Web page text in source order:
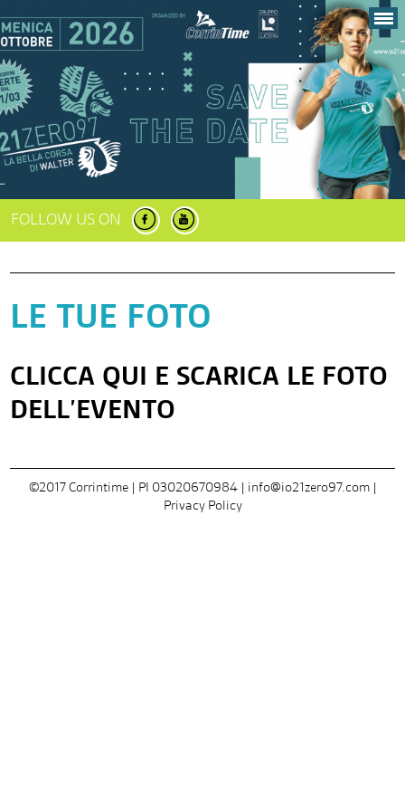
FOLLOW US ON
LE TUE FOTO
CLICCA QUI E SCARICA LE FOTO
DELL’EVENTO
©2017 Corrintime | PI 03020670984 | info@io21zero97.com|
Privacy Policy